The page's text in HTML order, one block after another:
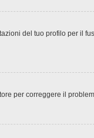
del tuo profilo per il
per correggere il